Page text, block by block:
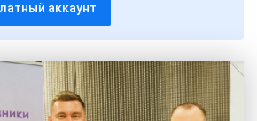
аккаунт